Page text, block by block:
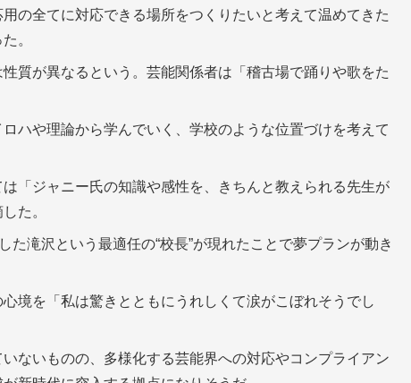
の全てに対応できる場所をつくりたいと考えて温めてきた
。
質が異なるという。芸能関係者は「稽古場で踊りや歌をた
ハや理論から学んでいく、学校のような位置づけを考えて
「ジャニー氏の知識や感性を、きちんと教えられる先生が
た。
た滝沢という最適任の“校長”が現れたことで夢プランが動き
境を「私は驚きとともにうれしくて涙がこぼれそうでし
ないものの、多様化する芸能界への対応やコンプライアン